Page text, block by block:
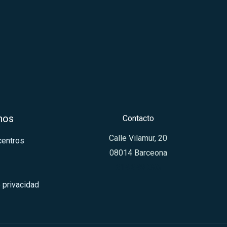
Contacto
Calle Vilamur, 20
08014 Barceona